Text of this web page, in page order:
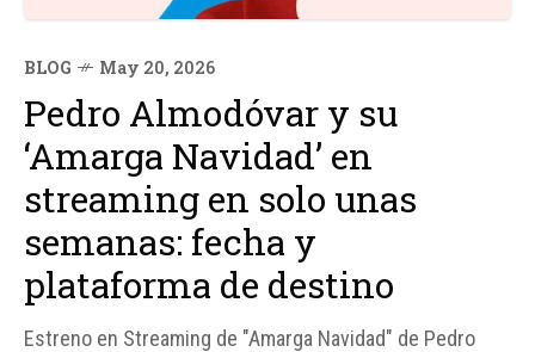
BLOG May 20, 2026
Pedro Almodóvar y su
‘Amarga Navidad’ en
streaming en solo unas
semanas: fecha y
plataforma de destino
Estreno en Streaming de "Amarga Navidad" de Pedro